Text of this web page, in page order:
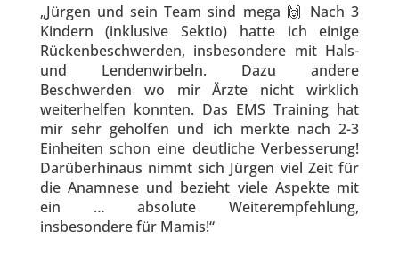
„Jürgen und sein Team sind mega 🙌 Nach 3
Kindern (inklusive Sektio) hatte ich einige
Rückenbeschwerden, insbesondere mit Hals-
und Lendenwirbeln. Dazu andere
Beschwerden wo mir Ärzte nicht wirklich
weiterhelfen konnten. Das EMS Training hat
mir sehr geholfen und ich merkte nach 2-3
Einheiten schon eine deutliche Verbesserung!
Darüberhinaus nimmt sich Jürgen viel Zeit für
die Anamnese und bezieht viele Aspekte mit
ein … absolute Weiterempfehlung,
insbesondere für Mamis!“